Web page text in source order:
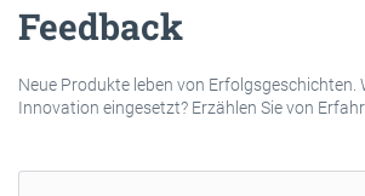
Feedback
Neue Produkte leben von Erfolgsgeschichten.
Innovation eingesetzt? Erzählen Sie von